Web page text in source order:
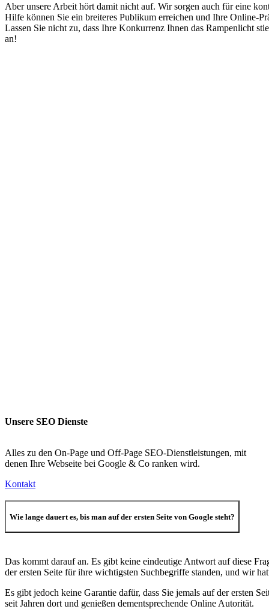
Aber unsere Arbeit hört damit nicht auf. Wir sorgen auch für eine
Hilfe können Sie ein breiteres Publikum erreichen und Ihre Online-
Lassen Sie nicht zu, dass Ihre Konkurrenz Ihnen das Rampenlicht
an!
Unsere SEO Dienste
Alles zu den On-Page und Off-Page SEO-Dienstleistungen, mit
denen Ihre Webseite bei Google & Co ranken wird.
Kontakt
Wie lange dauert es, bis man auf der ersten Seite von Google steht?
Das kommt darauf an. Es gibt keine eindeutige Antwort auf diese
der ersten Seite für ihre wichtigsten Suchbegriffe standen, und wir
Es gibt jedoch keine Garantie dafür, dass Sie jemals auf der ersten
seit Jahren dort und genießen dementsprechende Online Autorität.